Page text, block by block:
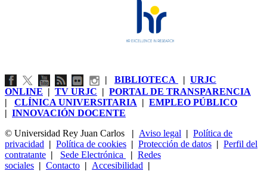
| BIBLIOTECA | URJC
ONLINE | TV URJC | PORTAL DE TRANSPARENCIA
| CLÍNICA UNIVERSITARIA | EMPLEO PÚBLICO
| INNOVACIÓN DOCENTE
© Universidad Rey Juan Carlos
| Aviso legal | Política de
privacidad | Política de cookies | Protección de datos | Perfil del
contratante | Sede Electrónica | Redes
sociales | Contacto | Accesibilidad |